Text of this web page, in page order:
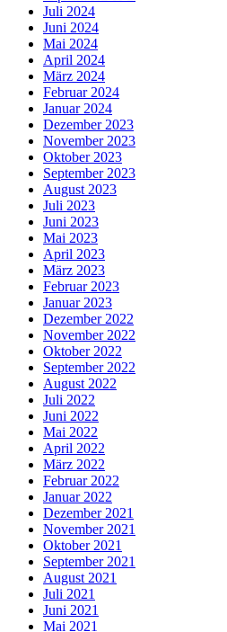
Juli 2024
Juni 2024
Mai 2024
April 2024
März 2024
Februar 2024
Januar 2024
Dezember 2023
November 2023
Oktober 2023
September 2023
August 2023
Juli 2023
Juni 2023
Mai 2023
April 2023
März 2023
Februar 2023
Januar 2023
Dezember 2022
November 2022
Oktober 2022
September 2022
August 2022
Juli 2022
Juni 2022
Mai 2022
April 2022
März 2022
Februar 2022
Januar 2022
Dezember 2021
November 2021
Oktober 2021
September 2021
August 2021
Juli 2021
Juni 2021
Mai 2021